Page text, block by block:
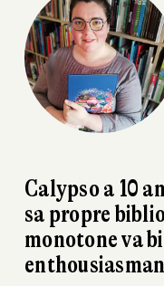
Calypso a 10
sa propre
monotone va